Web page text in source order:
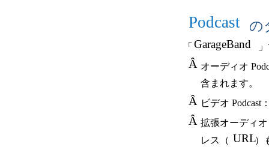
Podcast の
「 GarageBand
Â オーディオ
含まれます。
Â ビデオ
Â 拡張オーディオ
レス（ URL）